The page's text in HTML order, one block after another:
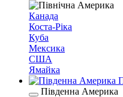
Канада
Коста-Ріка
Куба
Мексика
США
Ямайка
Південна Америка